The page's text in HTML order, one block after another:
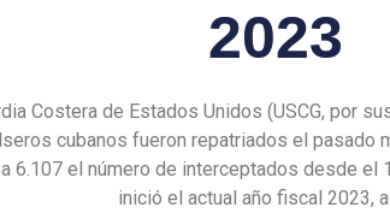
2023
Costera de Estados Unidos (USCG, por
cubanos fueron repatriados el pasado
6.107 el número de interceptados desde el
inició el actual año fiscal 2023, a